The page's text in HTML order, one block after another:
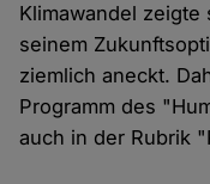
Klimawandel
seinem
ziemlich aneckt.
Programm des
auch in der Rubrik